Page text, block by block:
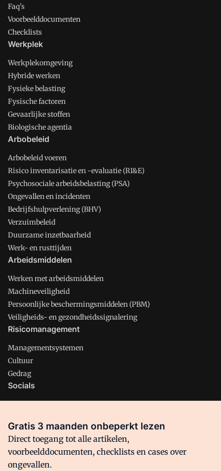
Faq's
Voorbeelddocumenten
Checklists
Werkplek
Werkplekomgeving
Hybride werken
Fysieke belasting
Fysische factoren
Gevaarlijke stoffen
Biologische agentia
Arbobeleid
Arbobeleid voeren
Risico inventarisatie en -evaluatie (RI&E)
Psychosociale arbeidsbelasting (PSA)
Ongevallen en incidenten
Bedrijfshulpverlening (BHV)
Verzuimbeleid
Duurzame inzetbaarheid
Werk- en rusttijden
Arbeidsmiddelen
Werken met arbeidsmiddelen
Machineveiligheid
Persoonlijke beschermingsmiddelen (PBM)
Veiligheids- en gezondheidssignalering
Risicomanagement
Managementsystemen
Cultuur
Gedrag
Socials
Facebook
Gratis 3 maanden onbeperkt lezen
Direct toegang tot alle artikelen,
voorbeelddocumenten, checklists en cases over
ongevallen.